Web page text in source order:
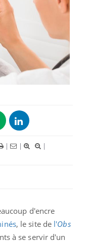
| |
|
d'encre
, le site de l'Obs
à se servir d'un